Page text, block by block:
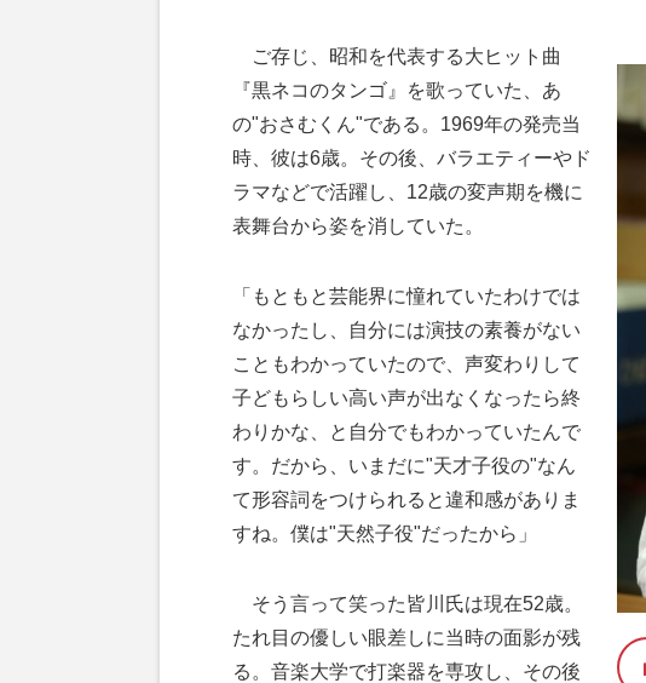
ご存じ、昭和を代表する大ヒット曲
『黒ネコのタンゴ』を歌っていた、あ
の"おさむくん"である。1969年の発売当
時、彼は6歳。その後、バラエティーやド
ラマなどで活躍し、12歳の変声期を機に
表舞台から姿を消していた。
「もともと芸能界に憧れていたわけでは
なかったし、自分には演技の素養がない
こともわかっていたので、声変わりして
子どもらしい高い声が出なくなったら終
わりかな、と自分でもわかっていたんで
す。だから、いまだに"天才子役の"なん
て形容詞をつけられると違和感がありま
すね。僕は"天然子役"だったから」
そう言って笑った皆川氏は現在52歳。
たれ目の優しい眼差しに当時の面影が残
る。音楽大学で打楽器を専攻し、その後